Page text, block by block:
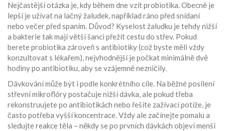
Nejčastější otázka je, kdy během dne vzít probiotika. Obecně je
lepší je užívat na lačný žaludek, například ráno před snídaní
nebo večer před spaním. Důvod? Kyselost žaludku je tehdy nižší
a bakterie tak mají větší šanci přežít cestu do střev. Pokud
berete probiotika zároveň s antibiotiky (což byste měli vždy
konzultovat s lékařem), nejvhodnější je počkat minimálně dvě
hodiny po antibiotiku, aby se vzájemně nezničily.
Dávkování může být i podle konkrétního cíle. Na běžné posílení
střevní mikroflóry postačuje nižší dávka, ale pokud třeba
rekonstruujete po antibiotikách nebo řešíte zažívací potíže, je
často potřeba vyšší koncentrace. Vždy ale začínejte pomalu a
sledujte reakce těla – někdy se po prvních dávkách objeví menší